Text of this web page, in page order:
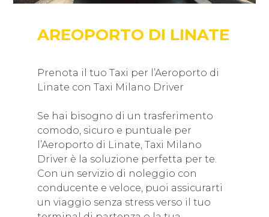
AREOPORTO DI LINATE
Prenota il tuo Taxi per l’Aeroporto di
Linate con Taxi Milano Driver
Se hai bisogno di un trasferimento
comodo, sicuro e puntuale per
l’Aeroporto di Linate, Taxi Milano
Driver è la soluzione perfetta per te.
Con un servizio di noleggio con
conducente e veloce, puoi assicurarti
un viaggio senza stress verso il tuo